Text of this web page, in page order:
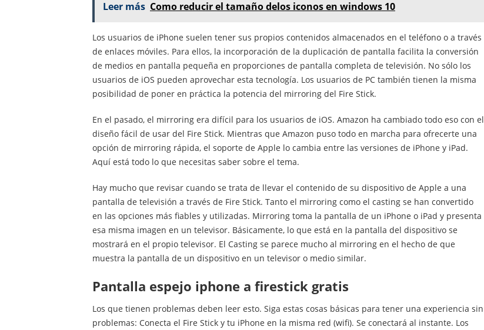
Leer más Como reducir el tamaño delos iconos en windows 10
Los usuarios de iPhone suelen tener sus propios contenidos almacenados en el teléfono o a través
de enlaces móviles. Para ellos, la incorporación de la duplicación de pantalla facilita la conversión
de medios en pantalla pequeña en proporciones de pantalla completa de televisión. No sólo los
usuarios de iOS pueden aprovechar esta tecnología. Los usuarios de PC también tienen la misma
posibilidad de poner en práctica la potencia del mirroring del Fire Stick.
En el pasado, el mirroring era difícil para los usuarios de iOS. Amazon ha cambiado todo eso con el
diseño fácil de usar del Fire Stick. Mientras que Amazon puso todo en marcha para ofrecerte una
opción de mirroring rápida, el soporte de Apple lo cambia entre las versiones de iPhone y iPad.
Aquí está todo lo que necesitas saber sobre el tema.
Hay mucho que revisar cuando se trata de llevar el contenido de su dispositivo de Apple a una
pantalla de televisión a través de Fire Stick. Tanto el mirroring como el casting se han convertido
en las opciones más fiables y utilizadas. Mirroring toma la pantalla de un iPhone o iPad y presenta
esa misma imagen en un televisor. Básicamente, lo que está en la pantalla del dispositivo se
mostrará en el propio televisor. El Casting se parece mucho al mirroring en el hecho de que
muestra la pantalla de un dispositivo en un televisor o medio similar.
Pantalla espejo iphone a firestick gratis
Los que tienen problemas deben leer esto. Siga estas cosas básicas para tener una experiencia sin
problemas: Conecta el Fire Stick y tu iPhone en la misma red (wifi). Se conectará al instante. Los